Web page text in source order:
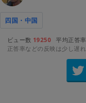
四国・中国
ビュー数 19250 平均正答率
正答率などの反映は少し遅